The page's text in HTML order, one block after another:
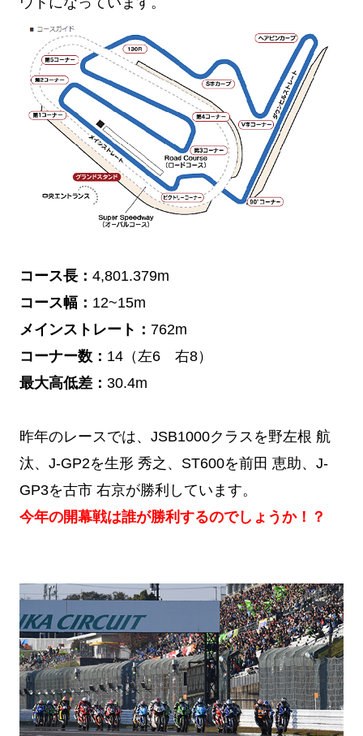
コース長： 4,801.379m
コース幅： 12~15m
メインストレート： 762m
コーナー数： 14（左6 右8）
最大高低差： 30.4m
昨年のレースでは、JSB1000クラスを野左根 航
汰、J-GP2を生形 秀之、ST600を前田 恵助、J-
GP3を古市 右京が勝利しています。
今年の開幕戦は誰が勝利するのでしょうか！？